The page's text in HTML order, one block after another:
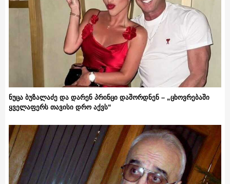
ნუცა ბუზალაძე და დარენ პრინცი დაშორდნენ – „ცხოვრებაში
ყველაფერს თავისი დრო აქვს“